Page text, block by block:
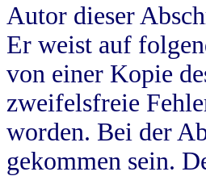
Autor dieser
Er weist auf
von einer Kopie
zweifelsfreie
worden. Bei der
gekommen sein.